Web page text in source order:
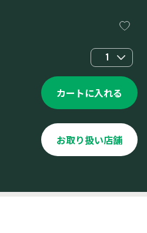
1
カートに入れる
お取り扱い店舗